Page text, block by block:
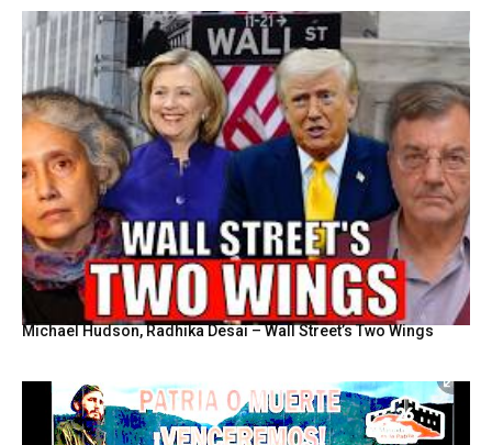
Michael Hudson, Radhika Desai – Wall Street’s Two Wings